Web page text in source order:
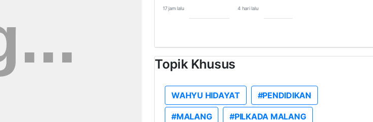
17 jam lalu 4 hari lalu
Topik Khusus
WAHYU HIDAYAT #PENDIDIKAN
#MALANG #PILKADA MALANG